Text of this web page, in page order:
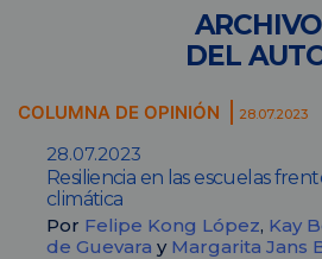
DEL
COLUMNA DE OPINIÓN 28.07.2023
28.07.2023
Resiliencia en las escuelas
climática
Por Felipe Kong López, Kay
de Guevara y Margarita Jans